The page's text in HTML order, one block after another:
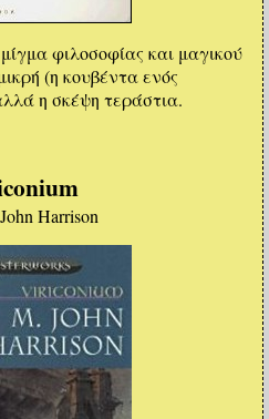
φιλοσοφίας και μαγικού
(η κουβέντα ενός
η σκέψη τεράστια.
Harrison